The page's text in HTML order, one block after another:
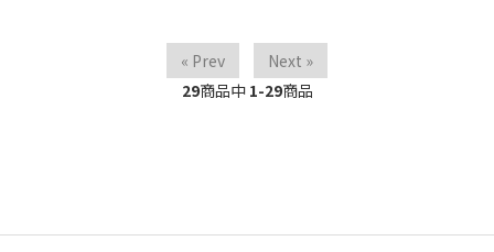
« Prev
Next »
29商品中 1-29商品